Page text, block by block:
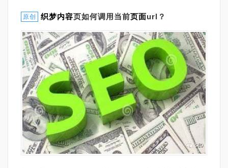
原创 织梦内容页如何调用当前页面url？